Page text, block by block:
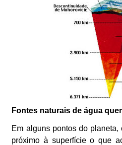
Fontes naturais de água
Em alguns pontos do
próximo à superfície o que